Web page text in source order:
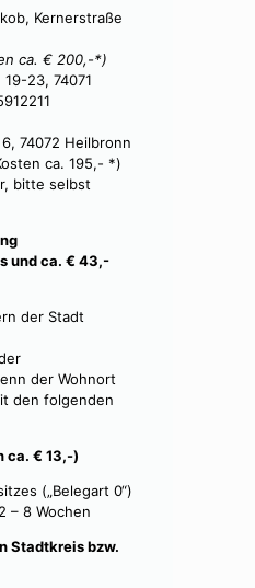
Kernerstraße
ca. € 200,-*)
23, 74071
6, 74072 Heilbronn
ca. 195,- *)
bitte selbst
und ca. € 43,-
der Stadt
der Wohnort
den folgenden
ca. € 13,-)
(„Belegart 0“)
– 8 Wochen
Stadtkreis bzw.